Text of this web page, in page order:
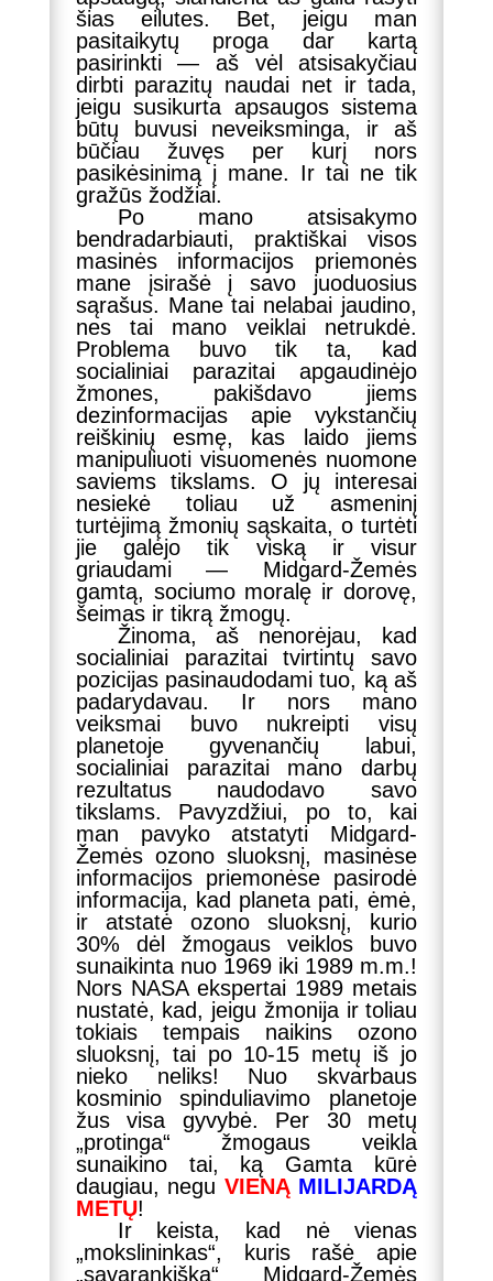
šias eilutes. Bet, jeigu man
pasitaikytų proga dar kartą
pasirinkti — aš vėl atsisakyčiau
dirbti parazitų naudai net ir tada,
jeigu susikurta apsaugos sistema
būtų buvusi neveiksminga, ir aš
būčiau žuvęs per kurį nors
pasikėsinimą į mane. Ir tai ne tik
gražūs žodžiai.
Po mano atsisakymo
bendradarbiauti, praktiškai visos
masinės informacijos priemonės
mane įsirašė į savo juoduosius
sąrašus. Mane tai nelabai jaudino,
nes tai mano veiklai netrukdė.
Problema buvo tik ta, kad
socialiniai parazitai apgaudinėjo
žmones, pakišdavo jiems
dezinformacijas apie vykstančių
reiškinių esmę, kas laido jiems
manipuliuoti visuomenės nuomone
saviems tikslams. O jų interesai
nesiekė toliau už asmeninį
turtėjimą žmonių sąskaita, o turtėti
jie galėjo tik viską ir visur
griaudami — Midgard-Žemės
gamtą, sociumo moralę ir dorovę,
šeimas ir tikrą žmogų.
Žinoma, aš nenorėjau, kad
socialiniai parazitai tvirtintų savo
pozicijas pasinaudodami tuo, ką aš
padarydavau. Ir nors mano
veiksmai buvo nukreipti visų
planetoje gyvenančių labui,
socialiniai parazitai mano darbų
rezultatus naudodavo savo
tikslams. Pavyzdžiui, po to, kai
man pavyko atstatyti Midgard-
Žemės ozono sluoksnį, masinėse
informacijos priemonėse pasirodė
informacija, kad planeta pati, ėmė,
ir atstatė ozono sluoksnį, kurio
30% dėl žmogaus veiklos buvo
sunaikinta nuo 1969 iki 1989 m.m.!
Nors NASA ekspertai 1989 metais
nustatė, kad, jeigu žmonija ir toliau
tokiais tempais naikins ozono
sluoksnį, tai po 10-15 metų iš jo
nieko neliks! Nuo skvarbaus
kosminio spinduliavimo planetoje
žus visa gyvybė. Per 30 metų
„protinga“ žmogaus veikla
sunaikino tai, ką Gamta kūrė
daugiau, negu VIENĄMILIJARDĄ
METŲ!
Ir keista, kad nė vienas
„mokslininkas“, kuris rašė apie
„savarankišką“ Midgard-Žemės